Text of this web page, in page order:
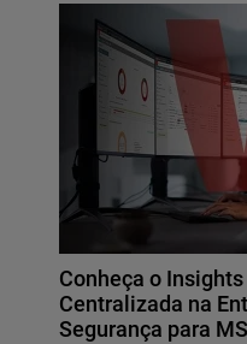
Conheça o
Centralizada na
Segurança para